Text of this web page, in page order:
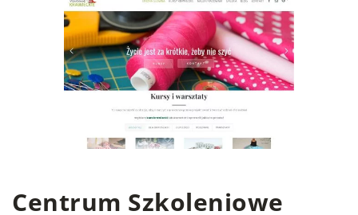
Centrum Szkoleniowe